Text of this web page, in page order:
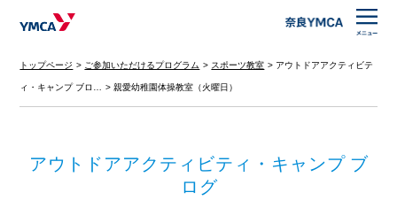
トップページ ご参加いただけるプログラム スポーツ教室 アウトドアアクティビテ
ィ・キャンプ ブロ… 親愛幼稚園体操教室（火曜日）
アウトドアアクティビティ・キャンプ ブ
ログ